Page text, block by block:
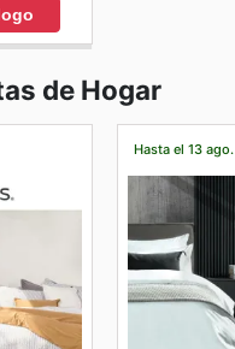
de Hogar
Hasta el 13 ago.